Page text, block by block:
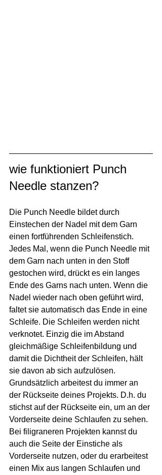
wie funktioniert Punch
Needle stanzen?
Die Punch Needle bildet durch
Einstechen der Nadel mit dem Garn
einen fortführenden Schleifenstich.
Jedes Mal, wenn die Punch Needle mit
dem Garn nach unten in den Stoff
gestochen wird, drückt es ein langes
Ende des Garns nach unten. Wenn die
Nadel wieder nach oben geführt wird,
faltet sie automatisch das Ende in eine
Schleife. Die Schleifen werden nicht
verknotet. Einzig die im Abstand
gleichmäßige Schleifenbildung und
damit die Dichtheit der Schleifen, hält
sie davon ab sich aufzulösen.
Grundsätzlich arbeitest du immer an
der Rückseite deines Projekts. D.h. du
stichst auf der Rückseite ein, um an der
Vorderseite deine Schlaufen zu sehen.
Bei filigraneren Projekten kannst du
auch die Seite der Einstiche als
Vorderseite nutzen, oder du erarbeitest
einen Mix aus langen Schlaufen und